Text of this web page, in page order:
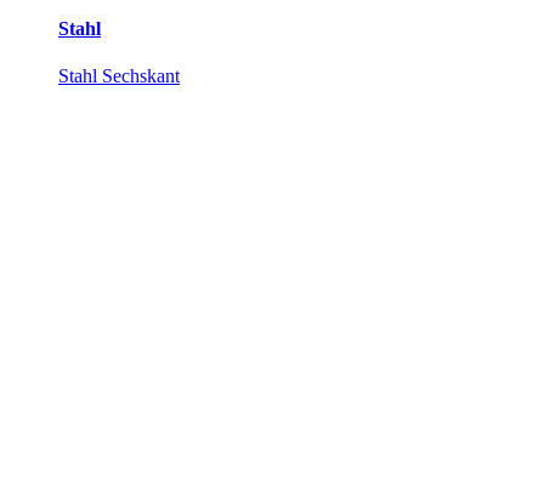
Stahl
Stahl Sechskant